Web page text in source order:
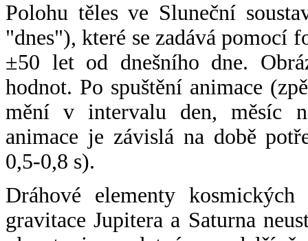
Polohu těles ve Sluneční
"dnes"), které se zadává pomocí
±50 let od dnešního dne.
hodnot. Po spuštění animace
mění v intervalu den, měsíc
animace je závislá na době
0,5-0,8 s).
Dráhové elementy
gravitace Jupitera a Saturna